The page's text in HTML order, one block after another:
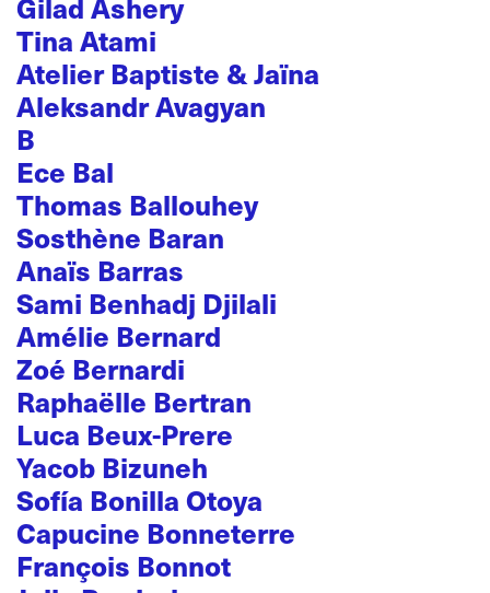
Tina Atami
Atelier Baptiste & Jaïna
Aleksandr Avagyan
B
Ece Bal
Thomas Ballouhey
Sosthène Baran
Anaïs Barras
Sami Benhadj Djilali
Amélie Bernard
Zoé Bernardi
Raphaëlle Bertran
Luca Beux-Prere
Yacob Bizuneh
Sofía Bonilla Otoya
Capucine Bonneterre
François Bonnot